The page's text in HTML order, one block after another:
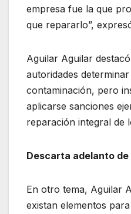
empresa fue la que
que repararlo”,
Aguilar Aguilar
autoridades
contaminación, pero
aplicarse sanciones
reparación integral de
Descarta adelanto de
En otro tema, Aguilar
existan elementos